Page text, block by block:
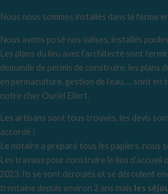
Nous nous sommes installés dans la ferme
Nous avons posé nos valises, installés
Les plans du lieu avec l’architecte sont
demande de permis de construire, les plans
en permaculture, gestion de l’eau…. sont en
notre cher Ouriel Ellert.
Les artisans sont tous trouvés, les devis
accordé !
Le notaire a préparé tous les papiers, nous
Les travaux pour construire le lieu
2023. Ils se sont déroulés et se déroulent
trentaine depuis environ 2 ans mais les